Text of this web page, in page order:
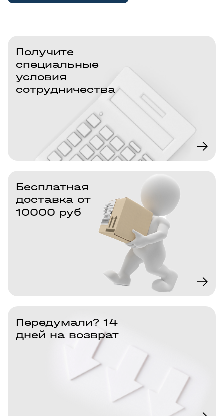
Получите
специальные
условия
сотрудничества
Бесплатная
доставка от
10000 руб
Передумали? 14
дней на возврат